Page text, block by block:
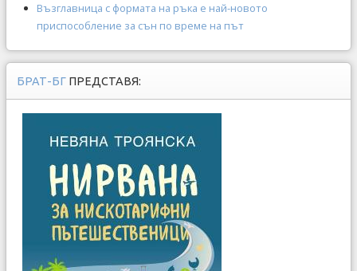
Възглавница с формата на ръка е най-новото
приспособление за сън по време на път
БРАТ-БГ ПРЕДСТАВЯ: